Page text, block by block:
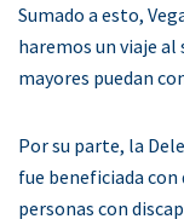
Sumado a esto,
haremos un viaje
mayores puedan
Por su parte, la
fue beneficiada con
personas con